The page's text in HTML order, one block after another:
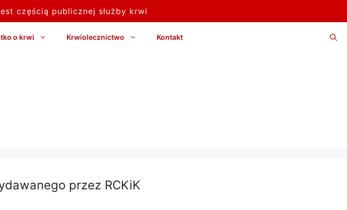
częścią publicznej służby krwi
o krwi Krwiolecznictwo Kontakt
przez RCKiK